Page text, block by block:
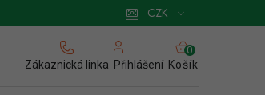
Zásady používání cookies
CZK
Zákaznická linka Přihlášení
NÁKUPNÍ
KOŠÍK
Košík